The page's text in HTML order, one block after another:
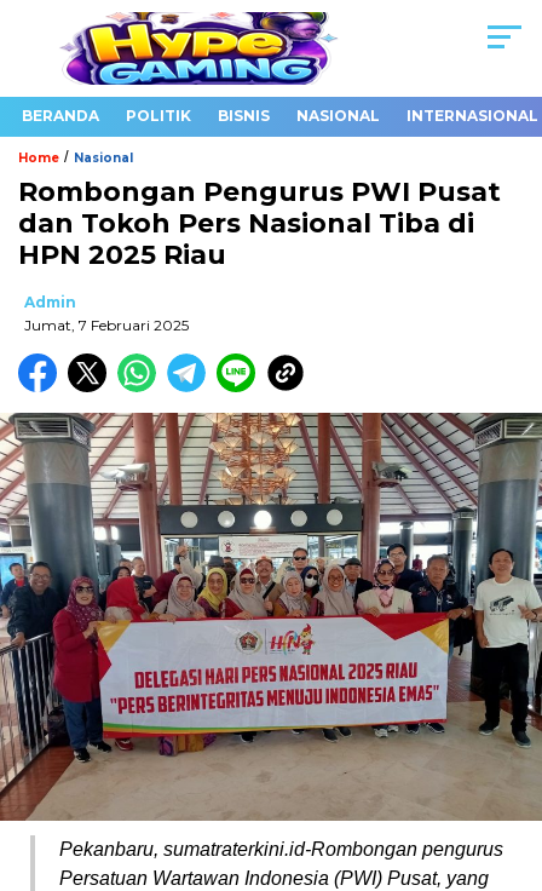
BERANDA POLITIK BISNIS NASIONAL INTERNASIONAL
Home / Nasional
Rombongan Pengurus PWI Pusat
dan Tokoh Pers Nasional Tiba di
HPN 2025 Riau
Admin
Jumat, 7 Februari 2025
Pekanbaru, sumatraterkini.id-Rombongan pengurus
Persatuan Wartawan Indonesia (PWI) Pusat, yang